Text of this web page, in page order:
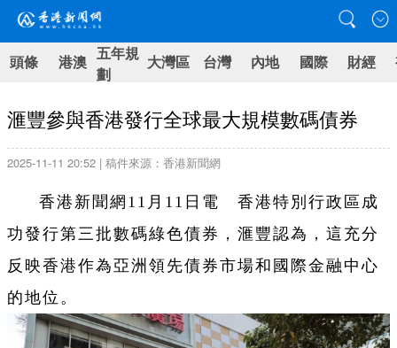
頭條 港澳 五年規
劃
大灣區 台灣 內地 國際 財經
滙豐參與香港發行全球最大規模數碼債券
2025-11-11 20:52 | 稿件來源：香港新聞網
香港新聞網11月11日電 香港特別行政區成
功發行第三批數碼綠色債券，滙豐認為，這充分
反映香港作為亞洲領先債券市場和國際金融中心
的地位。